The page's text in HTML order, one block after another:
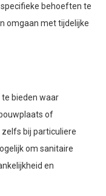
behoeften te
omgaan met tijdelijke
bieden waar
of
bij particuliere
om sanitaire
en